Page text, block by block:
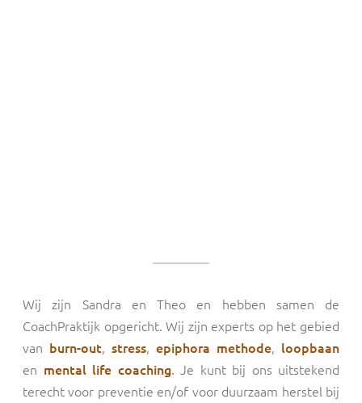
Wij zijn Sandra en Theo en hebben samen de
CoachPraktijk opgericht. Wij zijn experts op het gebied
van burn-out, stress, epiphora methode, loopbaan
en mental life coaching. Je kunt bij ons uitstekend
terecht voor preventie en/of voor duurzaam herstel bij